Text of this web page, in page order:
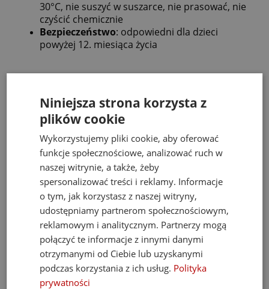
30°C, nie suszyć w suszarce, nie prasować, nie
czyścić chemicznie
Bezpieczeństwo: odpowiedni dla dzieci
powyżej 12. miesiąca życia
dziecka!
Bestsellery
Niniejsza strona korzysta z
plików cookie
Wykorzystujemy pliki cookie, aby oferować
funkcje społecznościowe, analizować ruch w
naszej witrynie, a także, żeby
spersonalizować treści i reklamy. Informacje
o tym, jak korzystasz z naszej witryny,
udostępniamy partnerom społecznościowym,
reklamowym i analitycznym. Partnerzy mogą
połączyć te informacje z innymi danymi
otrzymanymi od Ciebie lub uzyskanymi
podczas korzystania z ich usług. Polityka
prywatności